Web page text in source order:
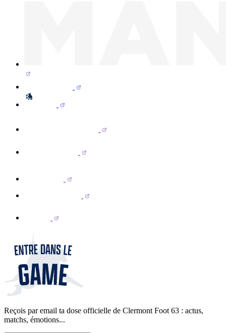
Reçois par email ta dose officielle de Clermont Foot 63 : actus,
matchs, émotions...